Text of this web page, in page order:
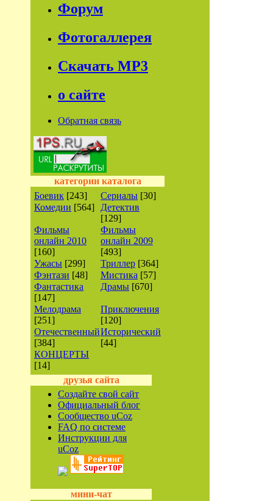
Форум
Фотогаллерея
Скачать МР3
о сайте
Обратная связь
категории каталога
Боевик [243] Сериалы [30]
Комедии [564]
Детектив
[129]
Фильмы
онлайн 2010
[160]
Фильмы
онлайн 2009
[493]
Ужасы [299] Триллер [364]
Фэнтази [48] Мистика [57]
Фантастика
[147]
Драмы [670]
Мелодрама
[251]
Приключения
[120]
Отечественный
[384]
Исторический
[44]
КОНЦЕРТЫ
[14]
друзья сайта
Создайте свой сайт
Официальный блог
Сообщество uCoz
FAQ по системе
Инструкции для
uCoz
мини-чат